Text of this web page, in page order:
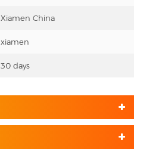
Xiamen China
xiamen
30 days